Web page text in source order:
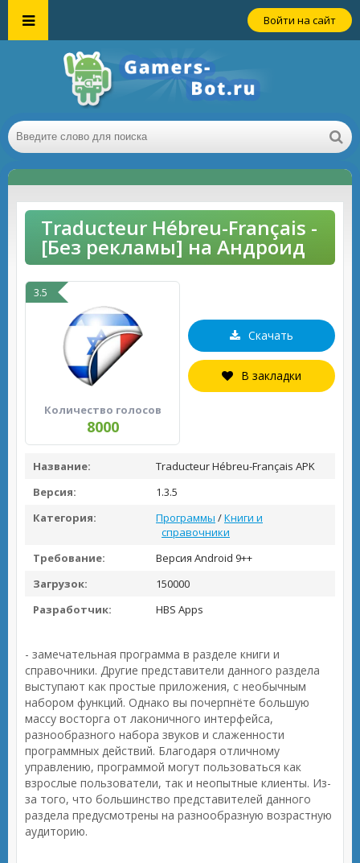
Войти на сайт
Traducteur Hébreu-Français -
[Без рекламы] на Андроид
3.5
Количество голосов
8000
Скачать
В закладки
Название:
Traducteur Hébreu-Français APK
Версия:
1.3.5
Категория:
Программы /Книги и
справочники
Требование:
Версия Android 9++
Загрузок:
150000
Разработчик:
HBS Apps
- замечательная программа в разделе книги и
справочники. Другие представители данного раздела
выступают как простые приложения, с необычным
набором функций. Однако вы почерпнёте большую
массу восторга от лаконичного интерфейса,
разнообразного набора звуков и слаженности
программных действий. Благодаря отличному
управлению, программой могут пользоваться как
взрослые пользователи, так и неопытные клиенты. Из-
за того, что большинство представителей данного
раздела предусмотрены на разнообразную возрастную
аудиторию.